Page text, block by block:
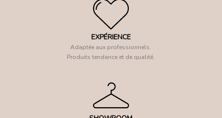
EXPÉRIENCE
Adaptée aux professionnels.
Produits tendance et de qualité.